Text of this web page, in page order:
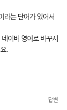
라는 단어가 있어서
버 영어로 바꾸시
.
답변